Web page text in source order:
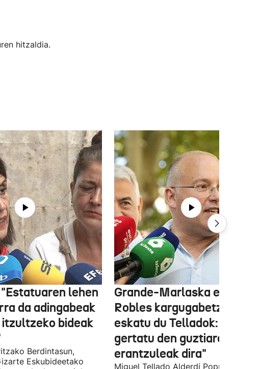
hitzaldia.
lehen
da adingabeak
bideak
Berdintasun,
Eskubideetako
Grande-Marlaska eta
Robles kargugabetzea
eskatu du Telladok:
gertatu den guztiaren
erantzuleak dira"
Miguel Tellado Alderdi Popularraren